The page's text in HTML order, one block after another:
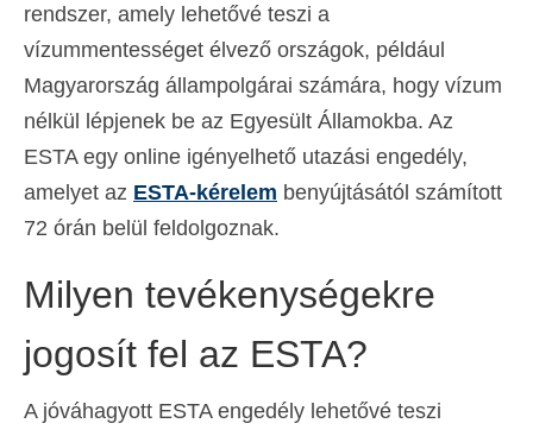
rendszer, amely lehetővé teszi a
vízummentességet élvező országok, például
Magyarország állampolgárai számára, hogy vízum
nélkül lépjenek be az Egyesült Államokba. Az
ESTA egy online igényelhető utazási engedély,
amelyet az ESTA-kérelem benyújtásától számított
72 órán belül feldolgoznak.
Milyen tevékenységekre
jogosít fel az ESTA?
A jóváhagyott ESTA engedély lehetővé teszi